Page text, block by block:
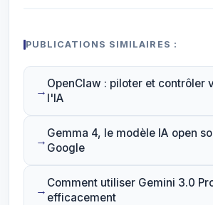
PUBLICATIONS SIMILAIRES :
OpenClaw : piloter et contrôler
l'IA
Gemma 4, le modèle IA open
Google
Comment utiliser Gemini 3.0
efficacement